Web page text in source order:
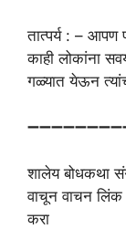
तात्पर्य : – आपण
काही लोकांना
गळ्यात येऊन
शालेय बोधकथा
वाचून वाचन लिंक
करा